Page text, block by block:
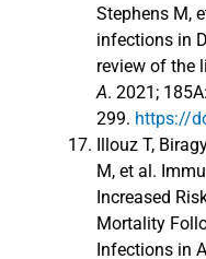
Stephens M,
infections in
review of the
A. 2021;
299. https://
Illouz T,
M, et al.
Increased
Mortality
Infections in